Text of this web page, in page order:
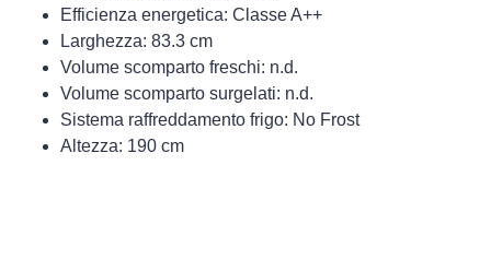
Efficienza energetica: Classe A++
Larghezza: 83.3 cm
Volume scomparto freschi: n.d.
Volume scomparto surgelati: n.d.
Sistema raffreddamento frigo: No Frost
Altezza: 190 cm